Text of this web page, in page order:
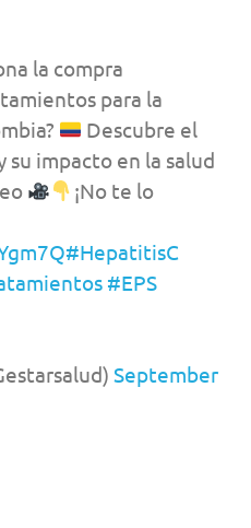
la compra
para la
Descubre el
su impacto en la salud
¡No te lo
#HepatitisC
#EPS
September